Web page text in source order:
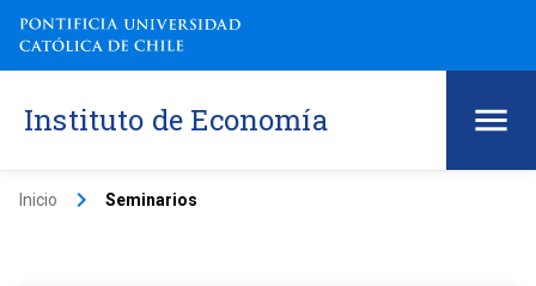
Instituto de Economía
Inicio keyboard_arrow_right Seminarios